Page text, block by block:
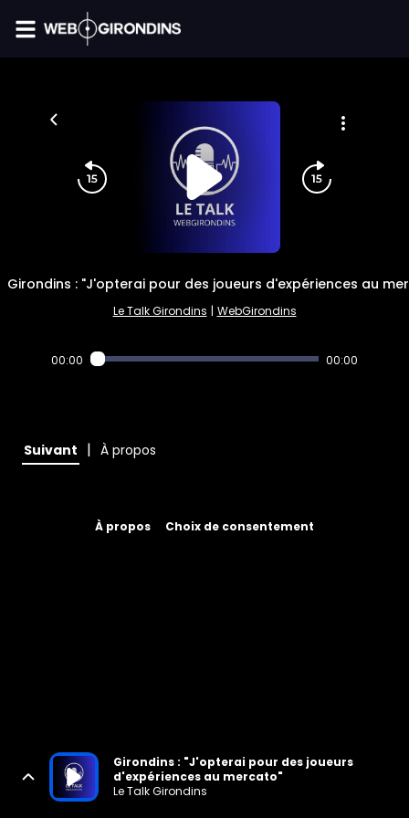
Girondins : "J'opterai pour des joueurs d'expériences au
Le Talk Girondins | WebGirondins
00:00 00:00
Suivant | À propos
À propos Choix de consentement
Girondins : "J'opterai pour des joueurs
d'expériences au mercato"
Le Talk Girondins